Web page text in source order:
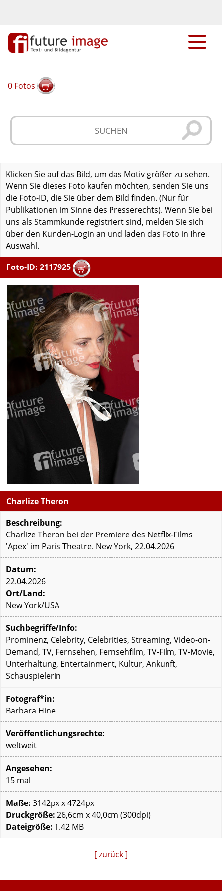
0 Fotos
Klicken Sie auf das Bild, um das Motiv größer zu sehen.
Wenn Sie dieses Foto kaufen möchten, senden Sie uns
die Foto-ID, die Sie über dem Bild finden. (Nur für
Publikationen im Sinne des Presserechts). Wenn Sie bei
uns als Stammkunde registriert sind, melden Sie sich
über den Kunden-Login an und laden das Foto in Ihre
Auswahl.
Foto-ID: 2117925
Charlize Theron
Beschreibung:
Charlize Theron bei der Premiere des Netflix-Films
'Apex' im Paris Theatre. New York, 22.04.2026
Datum:
22.04.2026
Ort/Land:
New York/USA
Suchbegriffe/Info:
Prominenz, Celebrity, Celebrities, Streaming, Video-on-
Demand, TV, Fernsehen, Fernsehfilm, TV-Film, TV-Movie,
Unterhaltung, Entertainment, Kultur, Ankunft,
Schauspielerin
Fotograf*in:
Barbara Hine
Veröffentlichungsrechte:
weltweit
Angesehen:
15 mal
Maße: 3142px x 4724px
Druckgröße: 26,6cm x 40,0cm (300dpi)
Dateigröße: 1.42 MB
[ zurück ]